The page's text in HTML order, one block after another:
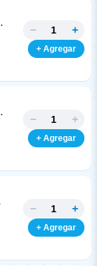
− +
+ Agregar
− +
+ Agregar
− +
+ Agregar